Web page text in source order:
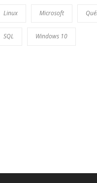
Linux Microsoft
SQL Windows 10